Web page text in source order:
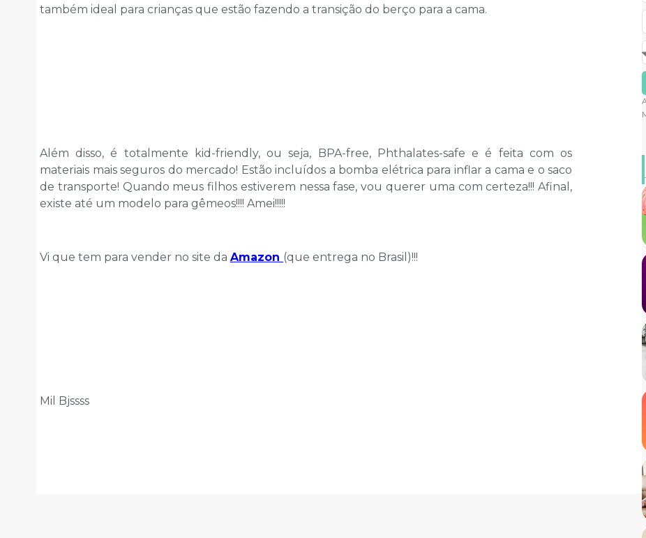
também ideal para crianças que estão fazendo a transição do berço para a cama.
Além disso, é totalmente kid-friendly, ou seja, BPA-free, Phthalates-safe e é feita com os
materiais mais seguros do mercado! Estão incluídos a bomba elétrica para inflar a cama e o saco
de transporte! Quando meus filhos estiverem nessa fase, vou querer uma com certeza!!! Afinal,
existe até um modelo para gêmeos!!!! Amei!!!!!
Vi que tem para vender no site da Amazon (que entrega no Brasil)!!!
Mil Bjssss